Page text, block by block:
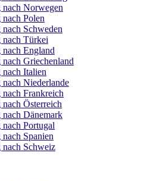
Norwegen
Polen
Schweden
Türkei
England
Griechenland
Italien
Niederlande
Frankreich
Österreich
Dänemark
Portugal
Spanien
Schweiz